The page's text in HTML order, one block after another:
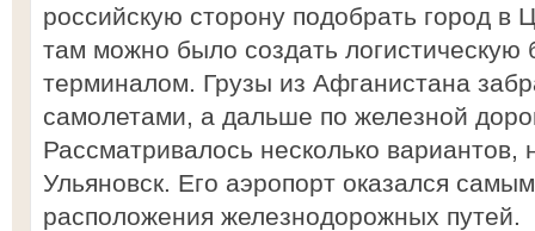
российскую сторону подобрать город в
там можно было создать
терминалом. Грузы из Афганистана
самолетами, а дальше по железной
Рассматривалось несколько вариантов,
Ульяновск. Его аэропорт оказался
расположения железнодорожных путей.